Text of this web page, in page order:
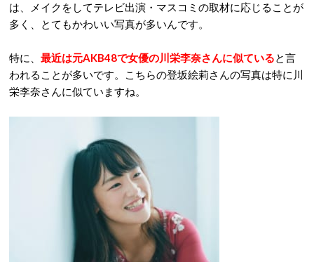
は、メイクをしてテレビ出演・マスコミの取材に応じることが
多く、とてもかわいい写真が多いんです。
特に、 最近は元AKB48で女優の川栄李奈さんに似ていると言
われることが多いです。こちらの登坂絵莉さんの写真は特に川
栄李奈さんに似ていますね。